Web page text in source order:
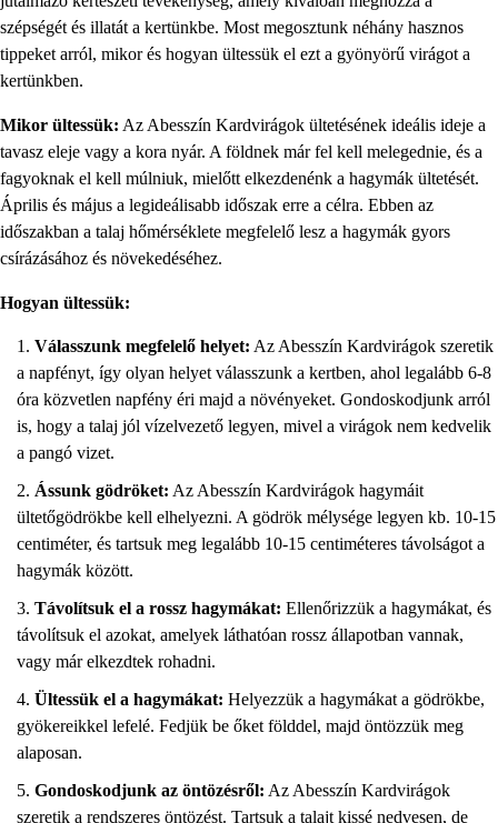
szépségét és illatát a kertünkbe. Most megosztunk néhány hasznos
tippeket arról, mikor és hogyan ültessük el ezt a gyönyörű virágot a
kertünkben.
Mikor ültessük: Az Abesszín Kardvirágok ültetésének ideális ideje a
tavasz eleje vagy a kora nyár. A földnek már fel kell melegednie, és a
fagyoknak el kell múlniuk, mielőtt elkezdenénk a hagymák ültetését.
Április és május a legideálisabb időszak erre a célra. Ebben az
időszakban a talaj hőmérséklete megfelelő lesz a hagymák gyors
csírázásához és növekedéséhez.
Hogyan ültessük:
Válasszunk megfelelő helyet: Az Abesszín Kardvirágok szeretik
a napfényt, így olyan helyet válasszunk a kertben, ahol legalább 6-8
óra közvetlen napfény éri majd a növényeket. Gondoskodjunk arról
is, hogy a talaj jól vízelvezető legyen, mivel a virágok nem kedvelik
a pangó vizet.
Ássunk gödröket: Az Abesszín Kardvirágok hagymáit
ültetőgödrökbe kell elhelyezni. A gödrök mélysége legyen kb. 10-15
centiméter, és tartsuk meg legalább 10-15 centiméteres távolságot a
hagymák között.
Távolítsuk el a rossz hagymákat: Ellenőrizzük a hagymákat, és
távolítsuk el azokat, amelyek láthatóan rossz állapotban vannak,
vagy már elkezdtek rohadni.
Ültessük el a hagymákat: Helyezzük a hagymákat a gödrökbe,
gyökereikkel lefelé. Fedjük be őket földdel, majd öntözzük meg
alaposan.
Gondoskodjunk az öntözésről: Az Abesszín Kardvirágok
szeretik a rendszeres öntözést. Tartsuk a talajt kissé nedvesen, de